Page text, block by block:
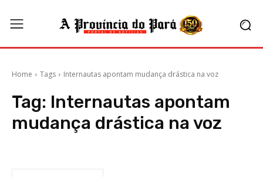
Home Tags Internautas apontam mudança drástica na voz
Tag: Internautas apontam
mudança drástica na voz